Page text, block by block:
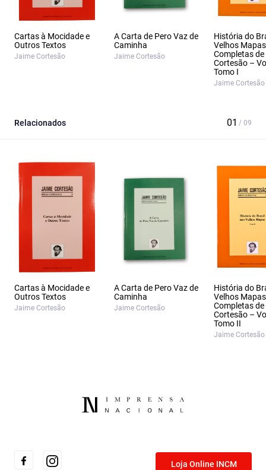
Cartas à Mocidade e
Outros Textos
Jaime Cortesão
A Carta de Pero Vaz de
Caminha
Jaime Cortesão
História do
Velhos
Completas
Cortesão –
Tomo I
Jaime Cortesão
Relacionados
Cartas à Mocidade e
Outros Textos
Jaime Cortesão
A Carta de Pero Vaz de
Caminha
Jaime Cortesão
História do
Velhos
Completas
Cortesão –
Tomo II
Jaime Cortesão
Loja Online INCM